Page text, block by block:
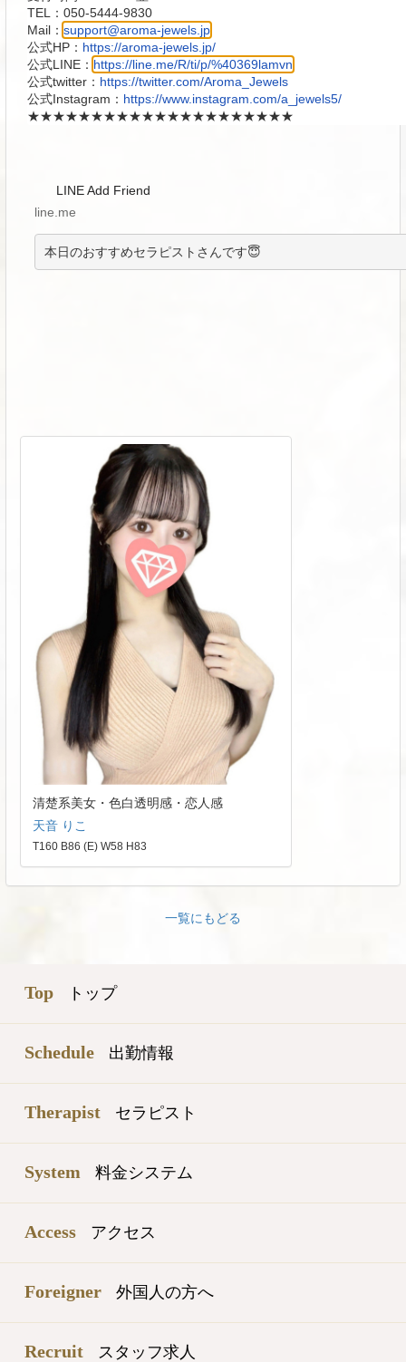
TEL： 050-5444-9830
Mail： support@aroma-jewels.jp
公式HP： https://aroma-jewels.jp/
公式LINE： https://line.me/R/ti/p/%40369lamvn
公式twitter： https://twitter.com/Aroma_Jewels
公式Instagram： https://www.instagram.com/a_jewels5/
★★★★★★★★★★★★★★★★★★★★★
LINE Add Friend
line.me
本日のおすすめセラピストさんです😇
清楚系美女・色白透明感・恋人感
天音 りこ
T160 B86 (E) W58 H83
一覧にもどる
Top トップ
Schedule 出勤情報
Therapist セラピスト
System 料金システム
Access アクセス
Foreigner 外国人の方へ
Recruit スタッフ求人